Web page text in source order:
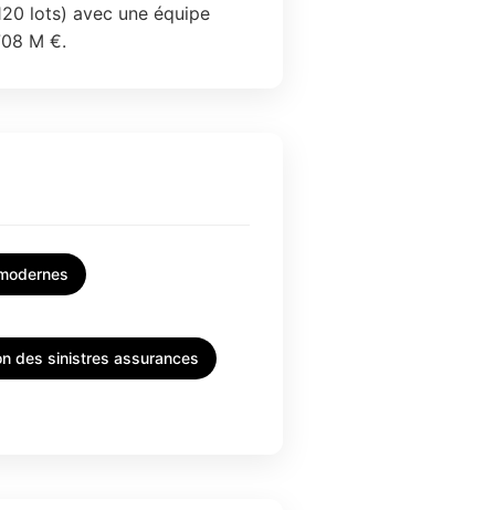
lots) avec une équipe
M €.
des sinistres assurances